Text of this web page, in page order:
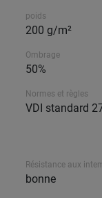
poids
200 g/m²
Ombrage
50%
Normes et règles
VDI standard
Résistance aux
bonne